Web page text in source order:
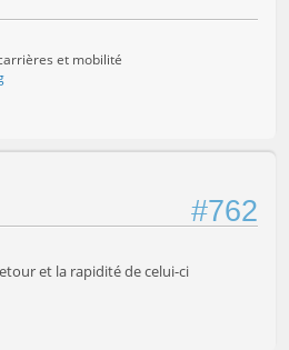
et mobilité
#762
et la rapidité de celui-ci